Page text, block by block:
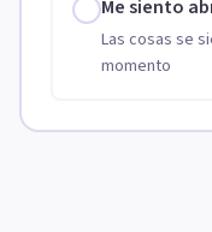
Me siento
Las cosas se
momento